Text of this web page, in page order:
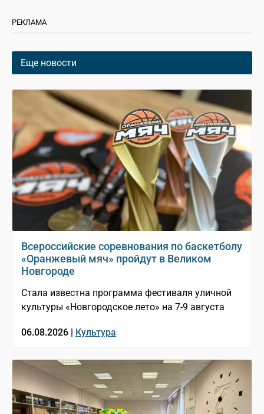
РЕКЛАМА
Еще новости
Всероссийские соревнования по баскетболу
«Оранжевый мяч» пройдут в Великом
Новгороде
Стала известна программа фестиваля уличной
культуры «Новгородское лето» на 7-9 августа
06.08.2026 | Культура